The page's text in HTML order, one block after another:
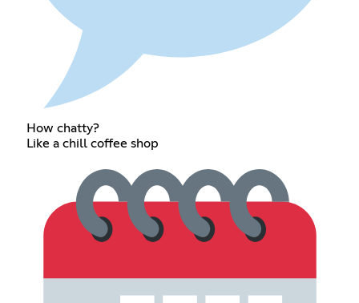
How chatty?
Like a chill coffee shop